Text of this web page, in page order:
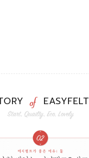
EASYFELT